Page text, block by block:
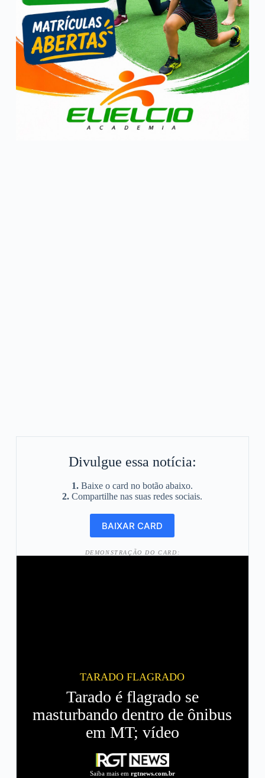
Divulgue essa notícia:
1. Baixe o card no botão abaixo.
2. Compartilhe nas suas redes sociais.
DEMONSTRAÇÃO DO CARD:
TARADO FLAGRADO
Tarado é flagrado se
masturbando dentro de ônibus
em MT; vídeo
Saiba mais em rgtnews.com.br